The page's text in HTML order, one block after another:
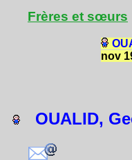
Frères et sœurs
nov
OUALID,